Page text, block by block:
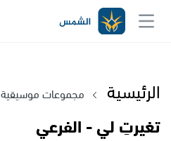
الرئيسية مجموعات موسيقية
تغيرتِ لي - الفرعي